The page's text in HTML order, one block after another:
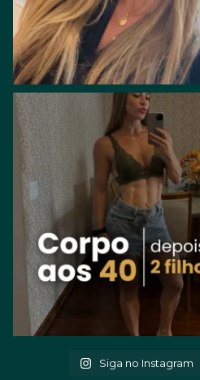
Siga no Instagram